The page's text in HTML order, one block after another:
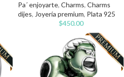
Pa´ enjoyarte, Charms, Charms
dijes, Joyería premium, Plata 925
$450.00